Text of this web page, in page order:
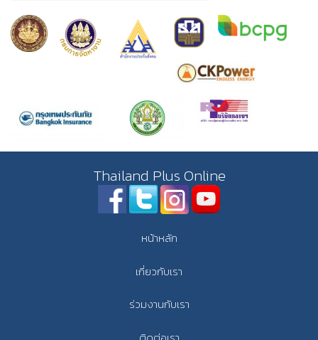
Thailand Plus Online
หน้าหลัก
เกี่ยวกับเรา
ร่วมงานกับเรา